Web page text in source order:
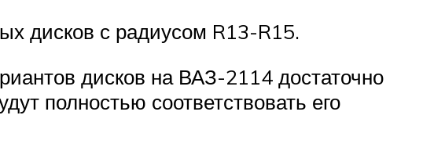
дисков с радиусом R13-R15.
дисков на ВАЗ-2114 достаточно
полностью соответствовать его